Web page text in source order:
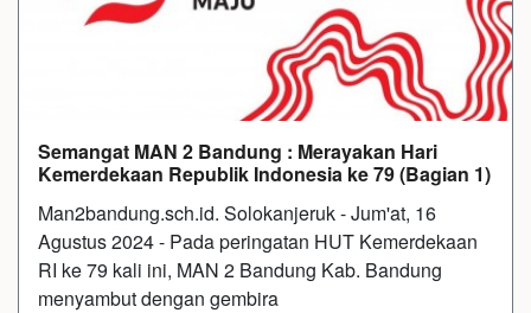
Semangat MAN 2 Bandung : Merayakan Hari
Kemerdekaan Republik Indonesia ke 79 (Bagian 1)
Man2bandung.sch.id. Solokanjeruk - Jum'at, 16
Agustus 2024 - Pada peringatan HUT Kemerdekaan
RI ke 79 kali ini, MAN 2 Bandung Kab. Bandung
menyambut dengan gembira